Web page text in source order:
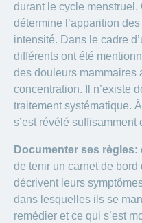
durant le cycle
détermine l’apparition
intensité. Dans le cadre
différents ont été
des douleurs mammaires
concentration. Il n’existe
traitement systématique.
s’est révélé suffisamment
Documenter ses règles:
de tenir un carnet de
décrivent leurs
dans lesquelles ils se
remédier et ce qui s’est